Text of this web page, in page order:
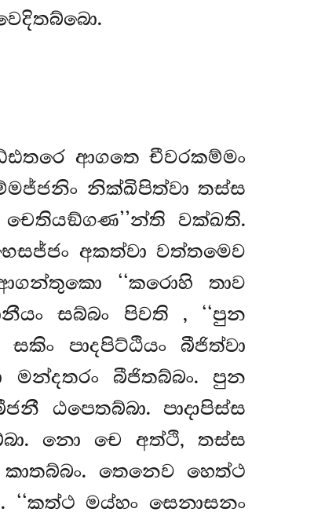
ආගතෙ චීවරකම්මං
නික්ඛිපිත්වා තස්ස
වක්ඛති.
අකත්වා වත්තමෙව
‘‘කරොහි තාව
සබ්බං පිවති , ‘‘පුන
පාදපිට්ඨියං බීජිත්වා
බීජිතබ්බං. පුන
ඨපෙතබ්බා. පාදාපිස්ස
නො චෙ අත්ථි, තස්ස
තෙනෙව හෙත්ථ
මය්හං සෙනාසනං